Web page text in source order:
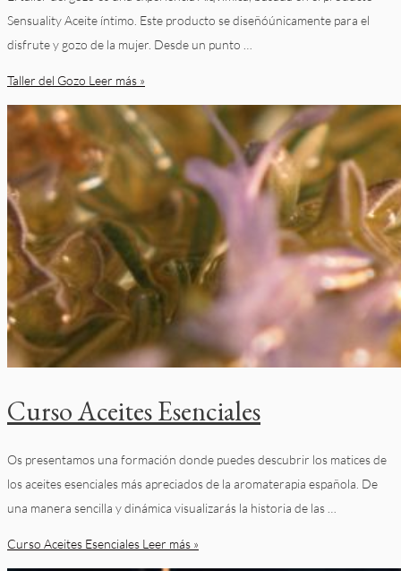
Sensuality Aceite íntimo. Este producto se diseñóúnicamente para el
disfrute y gozo de la mujer. Desde un punto …
Taller del Gozo Leer más »
Curso Aceites Esenciales
Os presentamos una formación donde puedes descubrir los matices de
los aceites esenciales más apreciados de la aromaterapia española. De
una manera sencilla y dinámica visualizarás la historia de las …
Curso Aceites Esenciales Leer más »